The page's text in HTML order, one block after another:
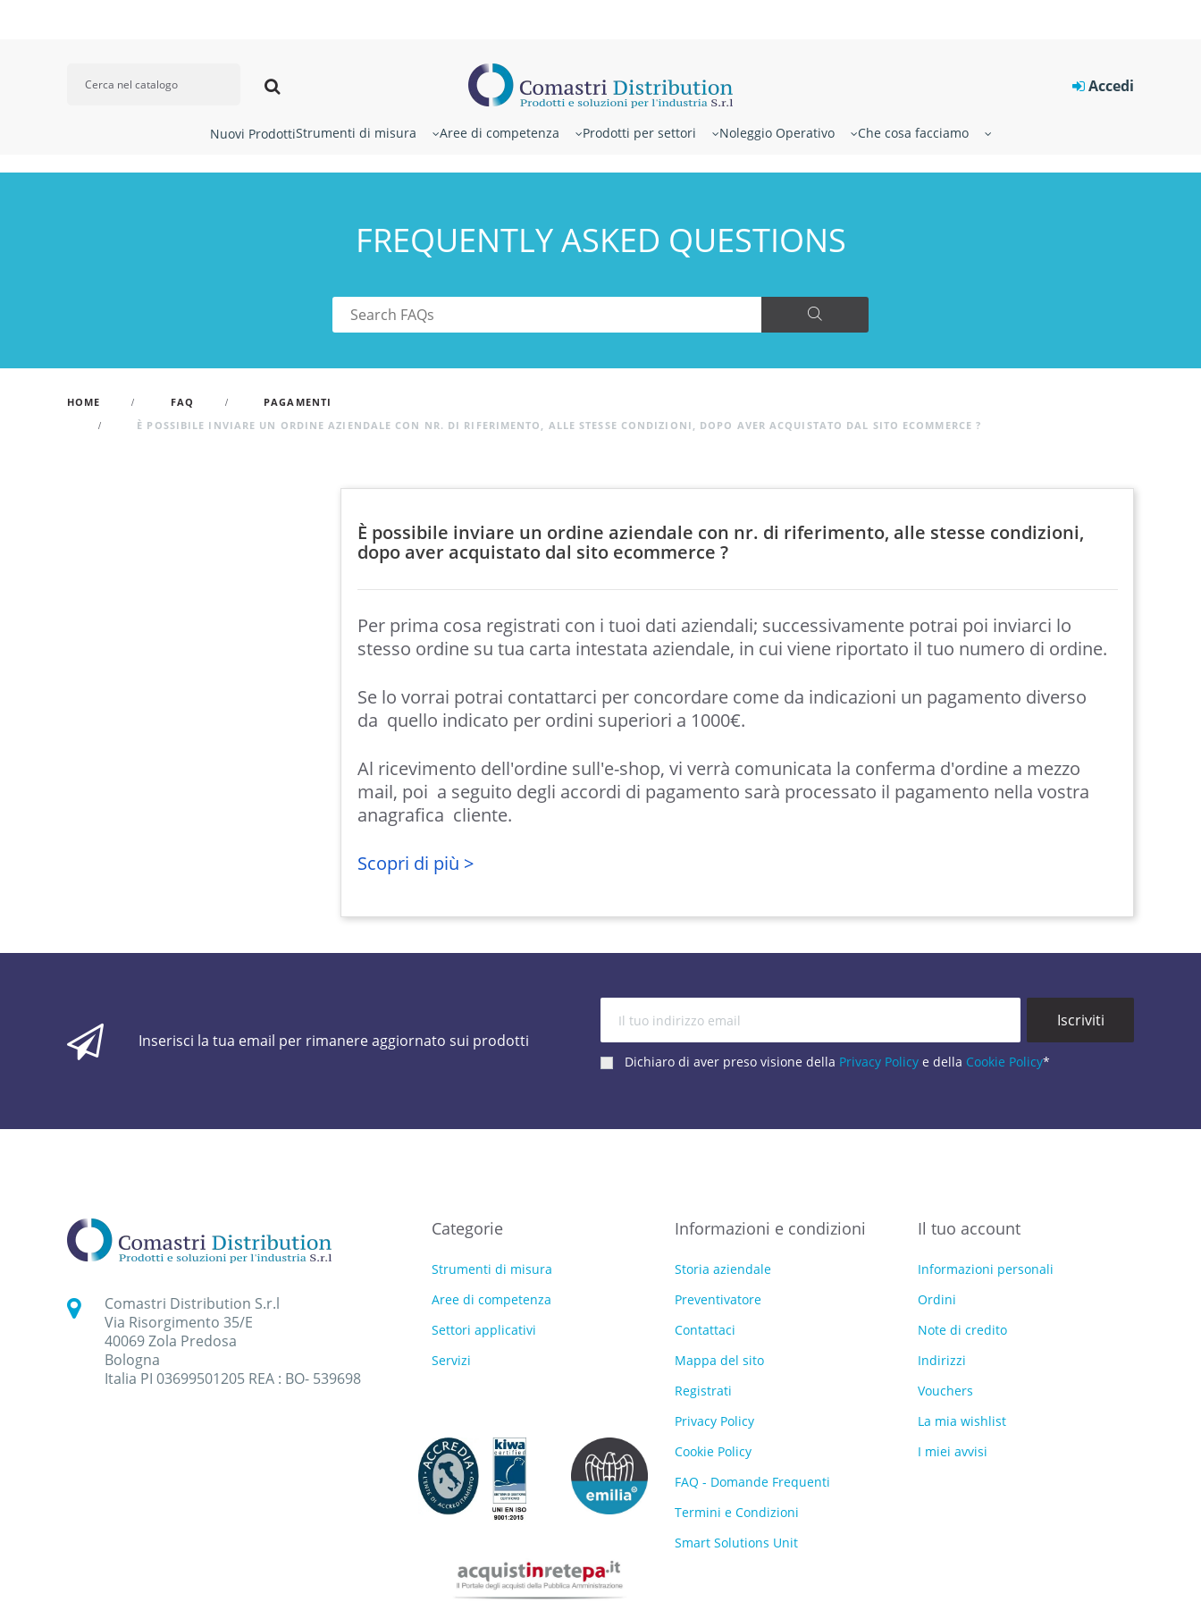
Accedi
Nuovi ProdottiStrumenti di misura Aree di competenza Prodotti per settori Noleggio Operativo Che cosa facciamo
FREQUENTLY ASKED QUESTIONS
HOME FAQ
PAGAMENTI
È POSSIBILE INVIARE UN ORDINE AZIENDALE CON NR. DI RIFERIMENTO, ALLE STESSE CONDIZIONI, DOPO AVER ACQUISTATO DAL SITO ECOMMERCE ?
È possibile inviare un ordine aziendale con nr. di riferimento, alle stesse condizioni,
dopo aver acquistato dal sito ecommerce ?
Per prima cosa registrati con i tuoi dati aziendali; successivamente potrai poi inviarci lo
stesso ordine su tua carta intestata aziendale, in cui viene riportato il tuo numero di ordine.
Se lo vorrai potrai contattarci per concordare come da indicazioni un pagamento diverso
da quello indicato per ordini superiori a 1000€.
Al ricevimento dell'ordine sull'e-shop, vi verrà comunicata la conferma d'ordine a mezzo
mail, poi a seguito degli accordi di pagamento sarà processato il pagamento nella vostra
anagrafica cliente.
Scopri di più >
Inserisci la tua email per rimanere aggiornato sui prodotti
Dichiaro di aver preso visione della Privacy Policye della Cookie Policy*
Comastri Distribution S.r.l
Via Risorgimento 35/E
40069 Zola Predosa
Bologna
Italia PI 03699501205 REA : BO- 539698
Categorie
Strumenti di misura
Aree di competenza
Settori applicativi
Servizi
Informazioni e condizioni
Storia aziendale
Preventivatore
Contattaci
Mappa del sito
Registrati
Privacy Policy
Cookie Policy
FAQ - Domande Frequenti
Termini e Condizioni
Smart Solutions Unit
Il tuo account
Informazioni personali
Ordini
Note di credito
Indirizzi
Vouchers
La mia wishlist
I miei avvisi